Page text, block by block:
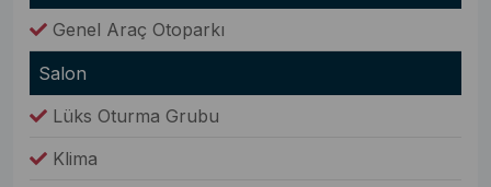
Genel Araç Otoparkı
Salon
Lüks Oturma Grubu
Klima